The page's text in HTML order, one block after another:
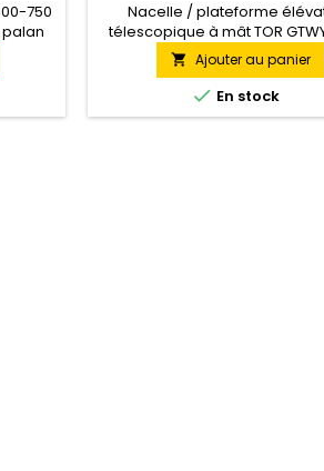
750
Nacelle / plateforme
télescopique à mât TOR
125 KG/4M/ DC (batterie) est
versions de la série des
élévatrices GTWY qui
l'opérateur jusqu'à une
 Ajouter au panier
 En stock